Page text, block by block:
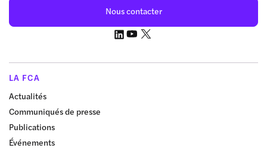
Nous contacter
LA FCA
Actualités
Communiqués de presse
Publications
Événements